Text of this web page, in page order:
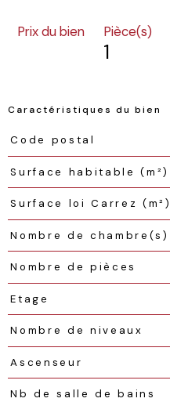
Prix du bien Pièce(s)
1
Caractéristiques du bien
Caractéristiques
Code postal
Surface habitable (m²)
Surface loi Carrez (m²)
Nombre de chambre(s)
Nombre de pièces
Etage
Nombre de niveaux
Ascenseur
Nb de salle de bains